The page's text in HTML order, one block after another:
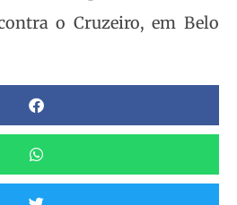
o Cruzeiro, em Belo